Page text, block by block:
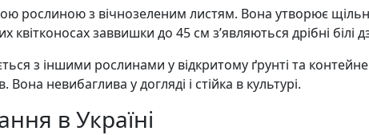
рослиною з вічнозеленим листям. Вона утворює
заввишки до 45 см з’являються дрібні білі
з іншими рослинами у відкритому ґрунті та
невибаглива у догляді і стійка в культурі.
в Україні